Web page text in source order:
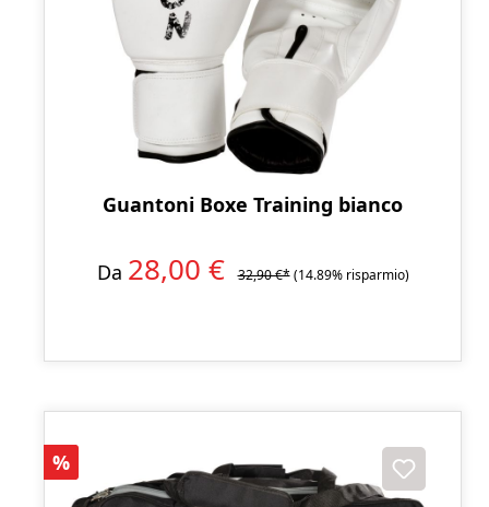
Guantoni Boxe Training bianco
Da 28,00 € 32,90 €* (14.89% risparmio)
Sconto
%